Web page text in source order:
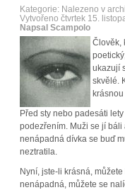
Kategorie: Nalezeno v
Vytvořeno čtvrtek 15.
Napsal Scampolo
Člověk,
ukazují
skvělé.
Před sty nebo padesáti
podezřením. Muži se jí
nenápadná dívka se buď
neztratila.
Nyní, jste-li krásná,
nenápadná, můžete se